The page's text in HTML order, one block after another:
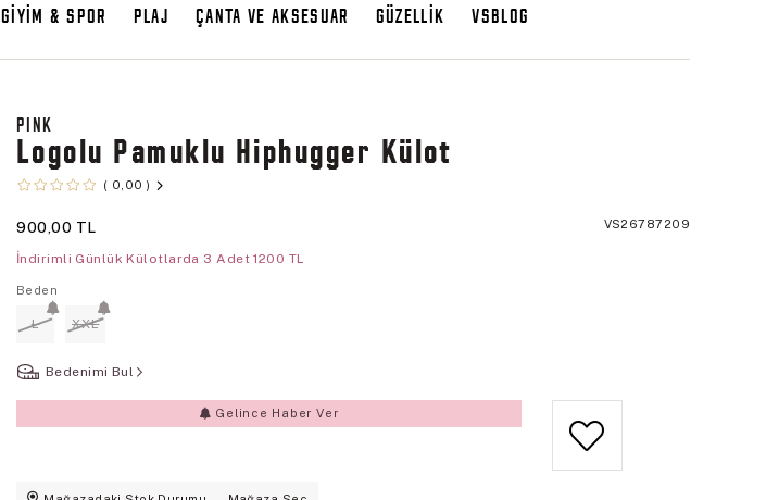
GİYİM & SPOR PLAJ ÇANTA VE AKSESUAR GÜZELLİK VSBLOG
PINK
Logolu Pamuklu Hiphugger Külot
0,00
900,00 TL VS26787209
İndirimli Günlük Külotlarda 3 Adet 1200 TL
Beden
L XXL
Bedenimi Bul
Gelince Haber Ver